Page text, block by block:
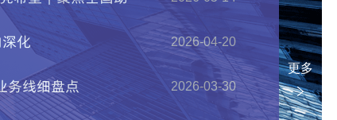
2026-08-03
2026-08-04
更多